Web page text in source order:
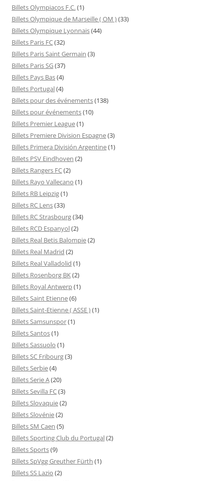
Billets Olympiacos F.C.(1)
Billets Olympique de Marseille ( OM )(33)
Billets Olympique Lyonnais(44)
Billets Paris FC(32)
Billets Paris Saint Germain (3)
Billets Paris SG(37)
Billets Pays Bas(4)
Billets Portugal(4)
Billets pour des événements(138)
Billets pour événements(10)
Billets Premier League(1)
Billets Premiere Division Espagne(3)
Billets Primera División Argentine(1)
Billets PSV Eindhoven (2)
Billets Rangers FC(2)
Billets Rayo Vallecano (1)
Billets RB Leipzig(1)
Billets RC Lens(33)
Billets RC Strasbourg(34)
Billets RCD Espanyol(2)
Billets Real Betis Balompie(2)
Billets Real Madrid (2)
Billets Real Valladolid (1)
Billets Rosenborg BK(2)
Billets Royal Antwerp(1)
Billets Saint Etienne(6)
Billets Saint-Etienne ( ASSE )(1)
Billets Samsunspor(1)
Billets Santos(1)
Billets Sassuolo (1)
Billets SC Fribourg(3)
Billets Serbie(4)
Billets Serie A(20)
Billets Sevilla FC(3)
Billets Slovaquie(2)
Billets Slovénie(2)
Billets SM Caen (5)
Billets Sporting Club du Portugal(2)
Billets Sports(9)
Billets SpVgg Greuther Fürth (1)
Billets SS Lazio (2)